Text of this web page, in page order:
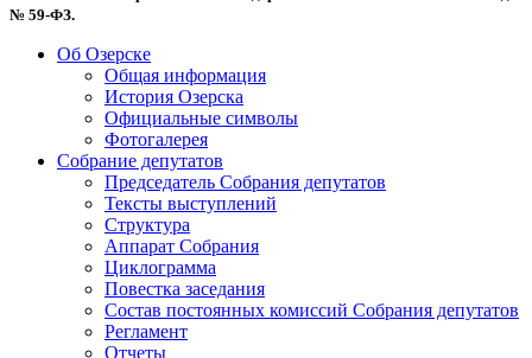
№ 59-ФЗ.
Об Озерске
Общая информация
История Озерска
Официальные символы
Фотогалерея
Собрание депутатов
Председатель Собрания депутатов
Тексты выступлений
Структура
Аппарат Собрания
Циклограмма
Повестка заседания
Состав постоянных комиссий Собрания депутатов
Регламент
Отчеты